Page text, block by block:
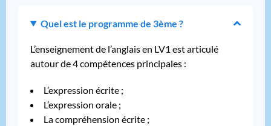
Quel est le programme de 3ème ?
L’enseignement de l’anglais en LV1 est articulé
autour de 4 compétences principales :
L’expression écrite ;
L’expression orale ;
La compréhension écrite ;